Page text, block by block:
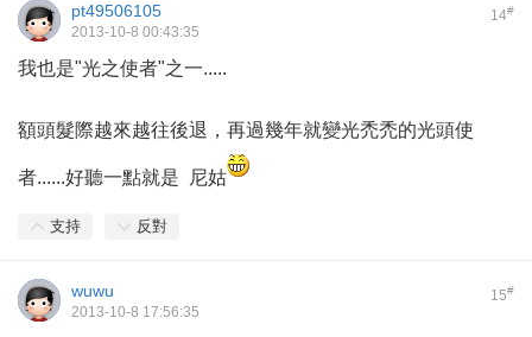
14#
pt49506105
2013-10-8 00:43:35
我也是"光之使者"之一.....
額頭髮際越來越往後退，再過幾年就變光禿禿的光頭使
者......好聽一點就是 尼姑
支持 反對
15#
wuwu
2013-10-8 17:56:35